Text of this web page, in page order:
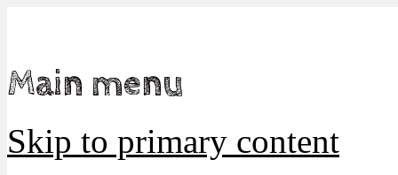
Main menu
Skip to primary content